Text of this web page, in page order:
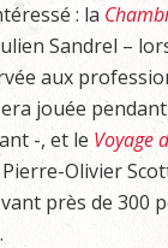
: la
Sandrel –
aux
jouée
-, et le Voyage
Olivier
près de 300